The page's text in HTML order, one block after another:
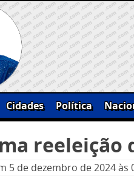
Cidades Política
reeleição
5 de dezembro de 2024às